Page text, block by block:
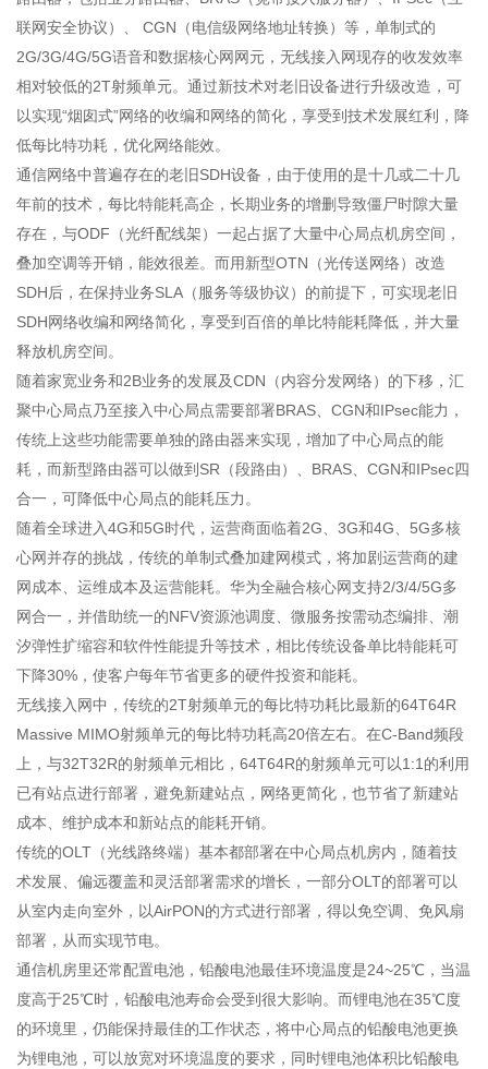
联网安全协议）、 CGN（电信级网络地址转换）等，单制式的
2G/3G/4G/5G语音和数据核心网网元，无线接入网现存的收发效率
相对较低的2T射频单元。通过新技术对老旧设备进行升级改造，可
以实现“烟囱式”网络的收编和网络的简化，享受到技术发展红利，降
低每比特功耗，优化网络能效。
通信网络中普遍存在的老旧SDH设备，由于使用的是十几或二十几
年前的技术，每比特能耗高企，长期业务的增删导致僵尸时隙大量
存在，与ODF（光纤配线架）一起占据了大量中心局点机房空间，
叠加空调等开销，能效很差。而用新型OTN（光传送网络）改造
SDH后，在保持业务SLA（服务等级协议）的前提下，可实现老旧
SDH网络收编和网络简化，享受到百倍的单比特能耗降低，并大量
释放机房空间。
随着家宽业务和2B业务的发展及CDN（内容分发网络）的下移，汇
聚中心局点乃至接入中心局点需要部署BRAS、CGN和IPsec能力，
传统上这些功能需要单独的路由器来实现，增加了中心局点的能
耗，而新型路由器可以做到SR（段路由）、BRAS、CGN和IPsec四
合一，可降低中心局点的能耗压力。
随着全球进入4G和5G时代，运营商面临着2G、3G和4G、5G多核
心网并存的挑战，传统的单制式叠加建网模式，将加剧运营商的建
网成本、运维成本及运营能耗。华为全融合核心网支持2/3/4/5G多
网合一，并借助统一的NFV资源池调度、微服务按需动态编排、潮
汐弹性扩缩容和软件性能提升等技术，相比传统设备单比特能耗可
下降30%，使客户每年节省更多的硬件投资和能耗。
无线接入网中，传统的2T射频单元的每比特功耗比最新的64T64R
Massive MIMO射频单元的每比特功耗高20倍左右。在C-Band频段
上，与32T32R的射频单元相比，64T64R的射频单元可以1:1的利用
已有站点进行部署，避免新建站点，网络更简化，也节省了新建站
成本、维护成本和新站点的能耗开销。
传统的OLT（光线路终端）基本都部署在中心局点机房内，随着技
术发展、偏远覆盖和灵活部署需求的增长，一部分OLT的部署可以
从室内走向室外，以AirPON的方式进行部署，得以免空调、免风扇
部署，从而实现节电。
通信机房里还常配置电池，铅酸电池最佳环境温度是24~25℃，当温
度高于25℃时，铅酸电池寿命会受到很大影响。而锂电池在35℃度
的环境里，仍能保持最佳的工作状态，将中心局点的铅酸电池更换
为锂电池，可以放宽对环境温度的要求，同时锂电池体积比铅酸电